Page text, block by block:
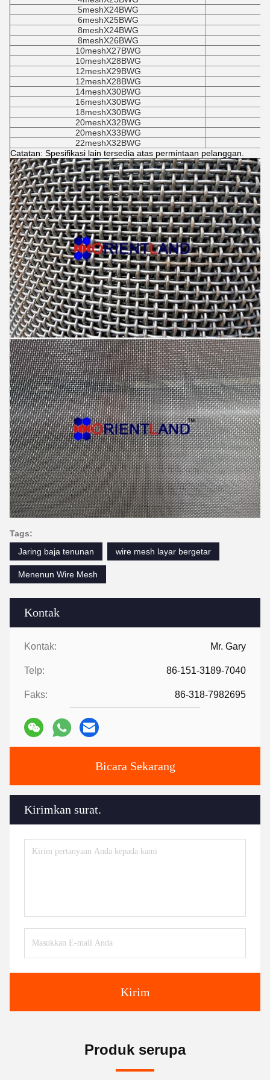
Kontak
Kontak: Mr. Gary
Telp: 86-151-3189-7040
Faks: 86-318-7982695
Bicara Sekarang
Kirimkan surat.
Kirim
5meshX24BWG
6meshX25BWG
8meshX24BWG
8meshX26BWG
10meshX27BWG
10meshX28BWG
12meshX29BWG
12meshX28BWG
14meshX30BWG
16meshX30BWG
18meshX30BWG
20meshX32BWG
20meshX33BWG
22meshX32BWG
Catatan: Spesifikasi lain tersedia atas permintaan pelanggan.
Tags:
Jaring baja tenunan
wire mesh layar bergetar
Menenun Wire Mesh
Produk serupa